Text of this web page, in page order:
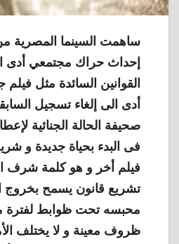
ساهمت السينما المصرية
إحداث حراك مجتمعي أدى
القوانين السائدة مثل
أدى الى إلغاء تسجيل
صحيفة الحالة الجنائية
فى البدء بحياة جديدة و
فيلم أخر و هو كلمة شرف
تشريع قانون يسمح
محبسه تحت ظوابط لفترة
ظروف معينة و لا يختلف